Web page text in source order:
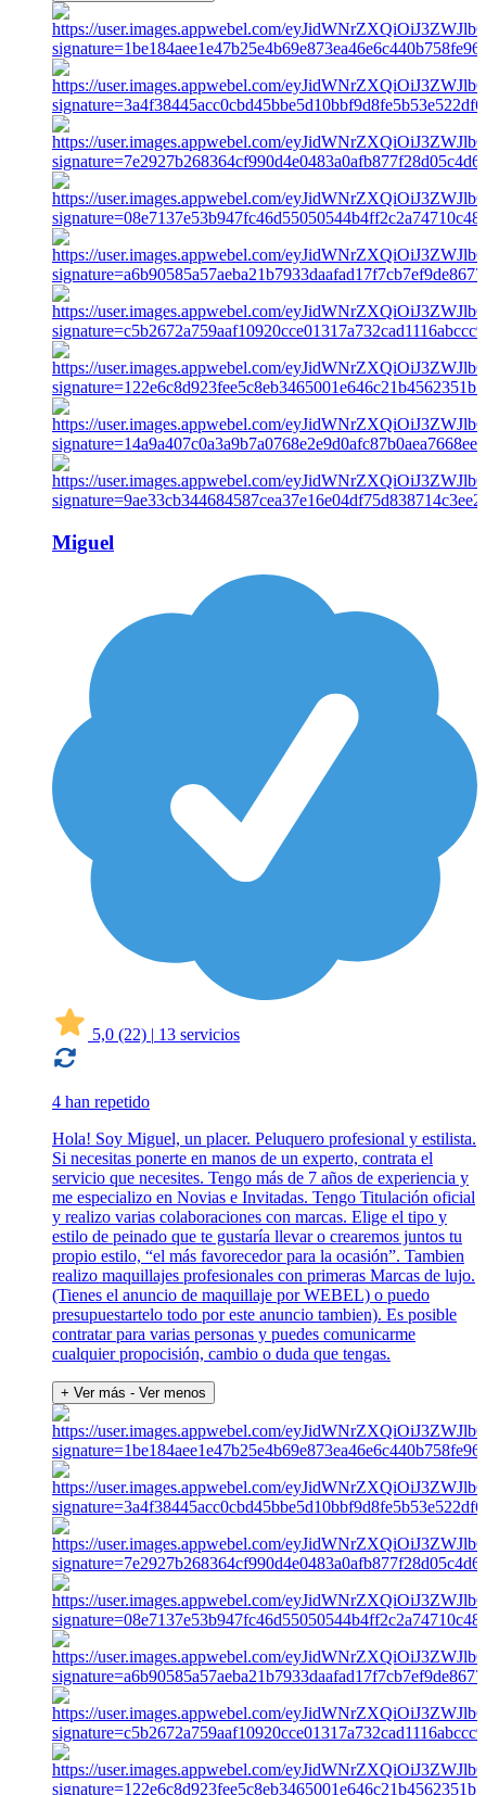
Miguel
5,0 (22) | 13 servicios
4 han repetido
Hola! Soy Miguel, un placer. Peluquero profesional y estilista.
Si necesitas ponerte en manos de un experto, contrata el
servicio que necesites. Tengo más de 7 años de experiencia y
me especializo en Novias e Invitadas. Tengo Titulación oficial
y realizo varias colaboraciones con marcas. Elige el tipo y
estilo de peinado que te gustaría llevar o crearemos juntos tu
propio estilo, “el más favorecedor para la ocasión”. Tambien
realizo maquillajes profesionales con primeras Marcas de lujo.
(Tienes el anuncio de maquillaje por WEBEL) o puedo
presupuestartelo todo por este anuncio tambien). Es posible
contratar para varias personas y puedes comunicarme
cualquier propocisión, cambio o duda que tengas.
+ Ver más - Ver menos